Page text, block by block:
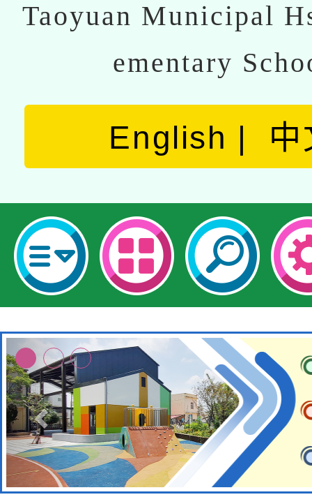
Taoyuan Municipal
ementary
English 中
本校115學年度第2次